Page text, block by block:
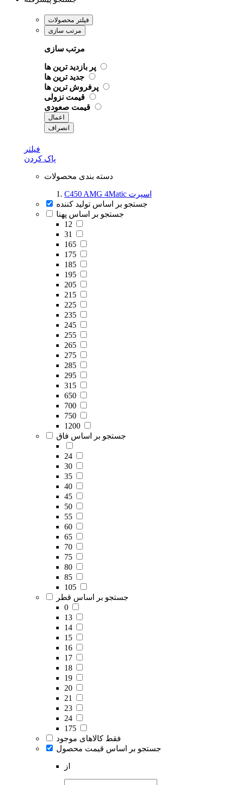
فیلتر محصولات
مرتب سازی
مرتب سازی
پر بازدید ترین ها
جدید ترین ها
پرفروش ترین ها
قیمت نزولی
قیمت صعودی
اعمال
انصراف
فیلتر
پاک کردن
دسته بندی محصولات
C450 AMG 4Matic اسپرت
جستجو بر اساس تولید کننده
جستجو بر اساس پهنا
12
31
165
175
185
195
205
215
225
235
245
255
265
275
285
295
315
650
700
750
1200
جستجو بر اساس فاق
24
30
35
40
45
50
55
60
65
70
75
80
85
105
جستجو بر اساس قطر
0
13
14
15
16
17
18
19
20
21
23
24
175
فقط کالاهای موجود
جستجو بر اساس قیمت محصول
از